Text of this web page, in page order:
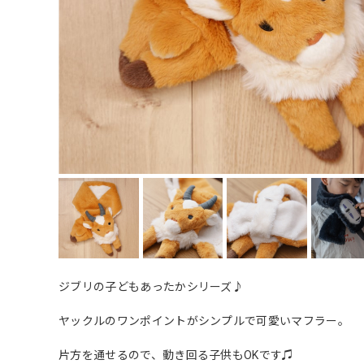
ジブリの子どもあったかシリーズ♪
ヤックルのワンポイントがシンプルで可愛いマフラー。
片方を通せるので、動き回る子供もOKです♫